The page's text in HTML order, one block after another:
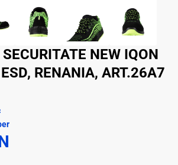
NEW IQON
RENANIA, ART.26A7